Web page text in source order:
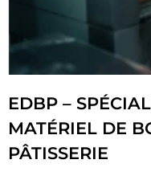
EDBP –
MATÉRIEL DE
PÂTISSERIE